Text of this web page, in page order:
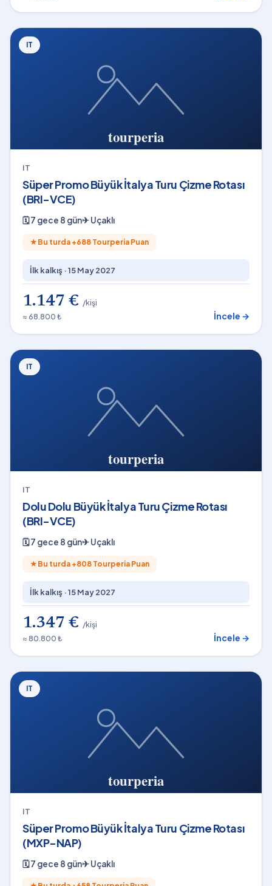
IT
IT
Süper Promo Büyük İtalya Turu Çizme Rotası
(BRI-VCE)
🗓7 gece 8 gün✈Uçaklı
★ Bu turda +688 Tourperia Puan
İlk kalkış ·15 May 2027
1.147 € /kişi
≈ 68.800 ₺
İncele →
IT
IT
Dolu Dolu Büyük İtalya Turu Çizme Rotası
(BRI-VCE)
🗓7 gece 8 gün✈Uçaklı
★ Bu turda +808 Tourperia Puan
İlk kalkış ·15 May 2027
1.347 € /kişi
≈ 80.800 ₺
İncele →
IT
IT
Süper Promo Büyük İtalya Turu Çizme Rotası
(MXP-NAP)
🗓7 gece 8 gün✈Uçaklı